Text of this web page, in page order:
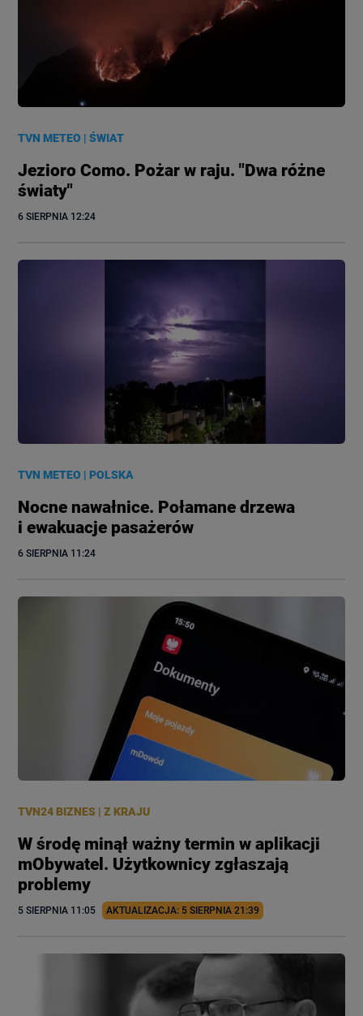
TVN METEO |ŚWIAT
Jezioro Como. Pożar w raju. "Dwa różne
światy"
6 SIERPNIA 12:24
TVN METEO |POLSKA
Nocne nawałnice. Połamane drzewa
i ewakuacje pasażerów
6 SIERPNIA 11:24
TVN24 BIZNES |Z KRAJU
W środę minął ważny termin w aplikacji
mObywatel. Użytkownicy zgłaszają
problemy
5 SIERPNIA 11:05 AKTUALIZACJA: 5 SIERPNIA 21:39